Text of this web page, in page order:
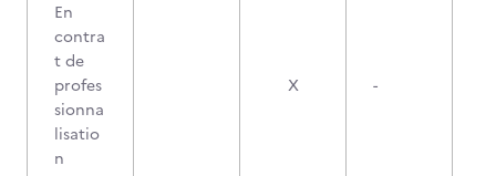
En
contra
t de
profes
sionna
lisatio
n
X -